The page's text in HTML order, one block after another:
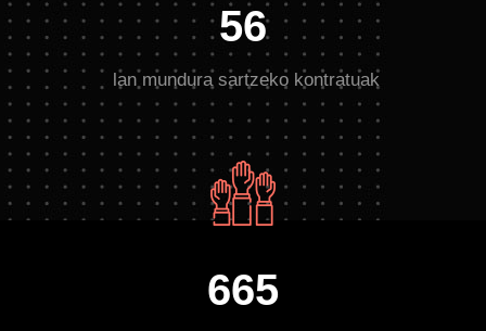
56
lan mundura sartzeko kontratuak
665